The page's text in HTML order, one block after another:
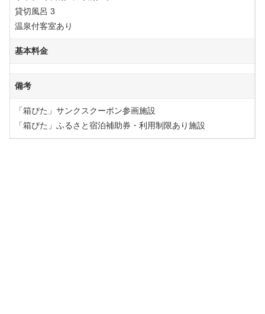
貸切風呂 3
温泉付客室あり
基本料金
備考
「箱ぴた」サンクスクーポン参画施設
「箱ぴた」ふるさと宿泊補助券・利用制限あり施設